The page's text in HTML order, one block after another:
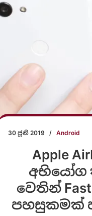
30 ජූනි 2019 / Android
Apple
අභියෝග
වෙතින්
පහසුකමක්